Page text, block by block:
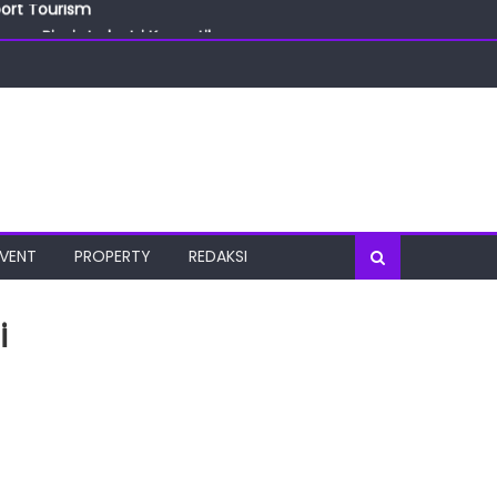
Bisnis Industri Kecantikan
Terkini
PROPERTY REDAKSI